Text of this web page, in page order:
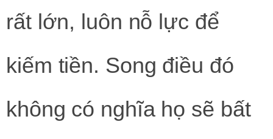
rất lớn, luôn nỗ lực để
kiếm tiền. Song điều đó
không có nghĩa họ sẽ bất